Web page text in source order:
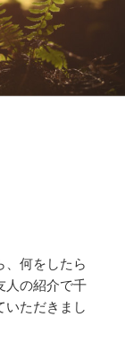
、何をしたら
人の紹介で千
いただきまし